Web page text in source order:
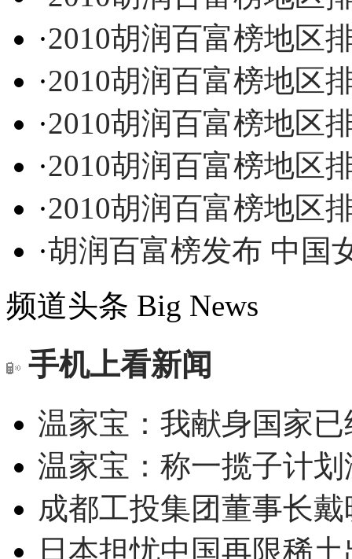
·2010胡润百富榜地区
·2010胡润百富榜地区
·2010胡润百富榜地区
·2010胡润百富榜地区
·2010胡润百富榜地区
·胡润百富榜发布 中国
频道头条 Big News
手机上看新闻
温家宝：我献身国家
温家宝：称一揽子计
成都工投集团董事长
日本担忧中国再限稀